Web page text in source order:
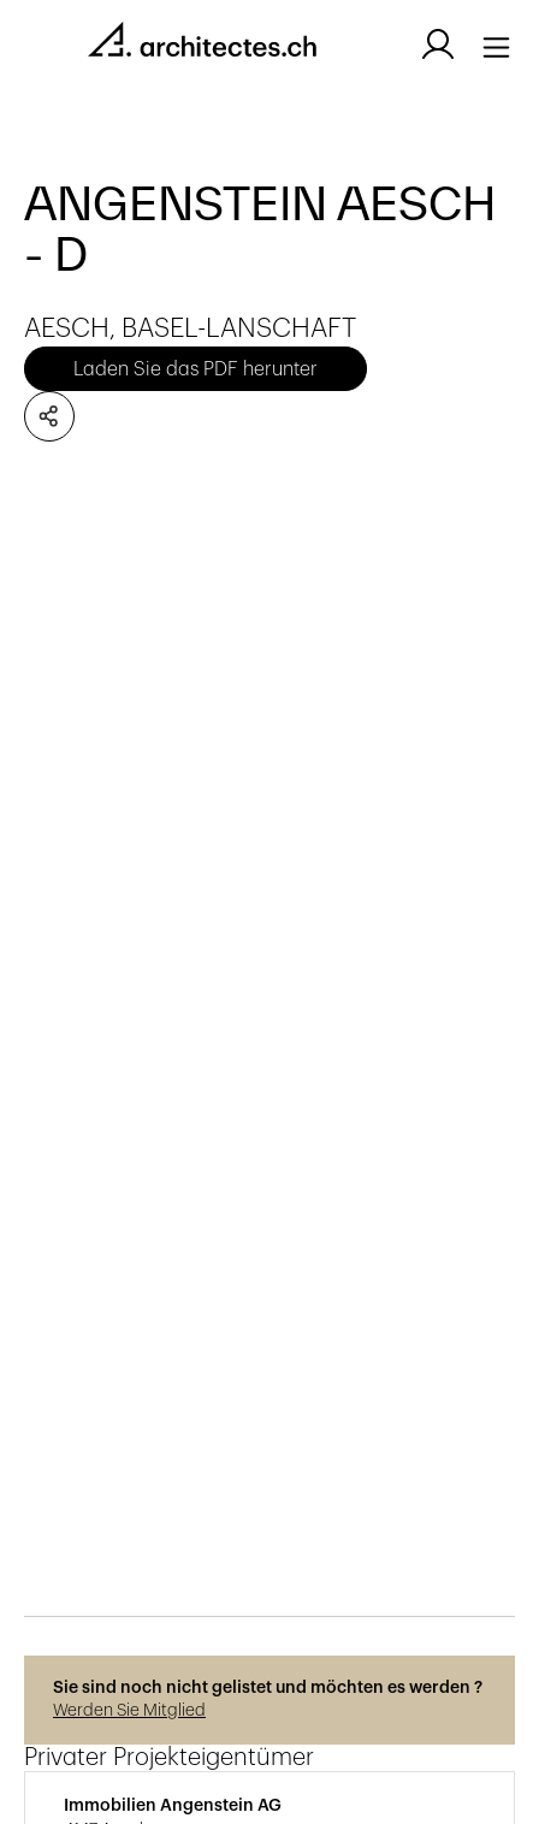
ANGENSTEIN AESCH
- D
AESCH, BASEL-LANSCHAFT
Laden Sie das PDF herunter
Sie sind noch nicht gelistet und möchten es werden ?
Werden Sie Mitglied
Privater Projekteigentümer
Immobilien Angenstein AG